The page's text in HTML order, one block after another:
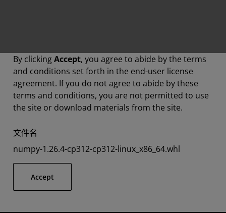
By clickingAccept, you agree to abide by the terms
and conditions set forth in the end-user license
agreement. If you do not agree to abide by these
terms and conditions, you are not permitted to use
the site or download materials from the site.
文件名
numpy-1.26.4-cp312-cp312-linux_x86_64.whl
Accept